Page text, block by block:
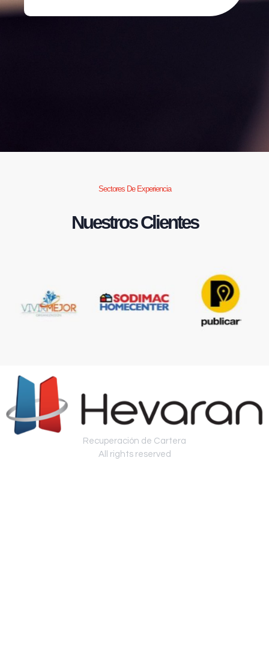
Sectores De Experiencia
Nuestros Clientes
Recuperación de Cartera
All rights reserved